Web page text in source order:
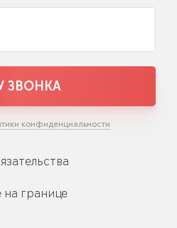
ЗВОНКА
конфиденциальности
границе